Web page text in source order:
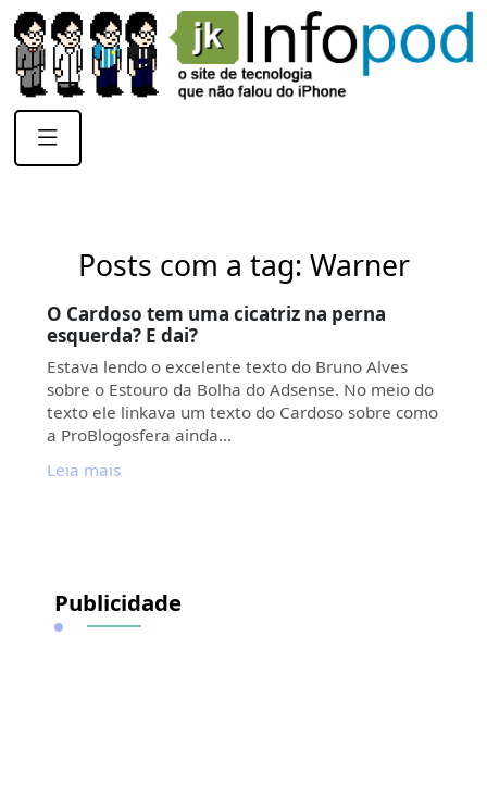
Posts com a tag: Warner
O Cardoso tem uma cicatriz na perna
esquerda? E dai?
Estava lendo o excelente texto do Bruno Alves
sobre o Estouro da Bolha do Adsense. No meio do
texto ele linkava um texto do Cardoso sobre como
a ProBlogosfera ainda…
Leia mais
Publicidade